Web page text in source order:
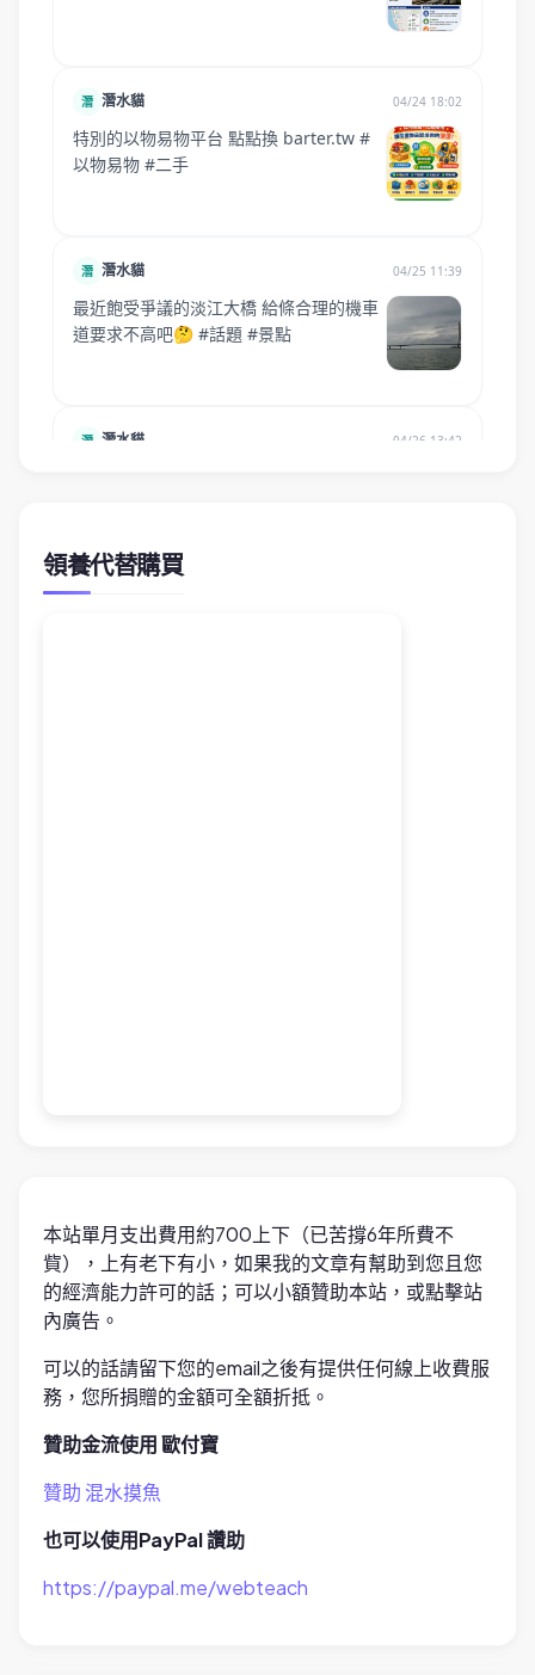
領養代替購買
本站單月支出費用約700上下（已苦撐6年所費不
貲），上有老下有小，如果我的文章有幫助到您且您
的經濟能力許可的話；可以小額贊助本站，或點擊站
內廣告。
可以的話請留下您的email之後有提供任何線上收費服
務，您所捐贈的金額可全額折抵。
贊助金流使用 歐付寶
贊助 混水摸魚
也可以使用PayPal 讚助
https://paypal.me/webteach